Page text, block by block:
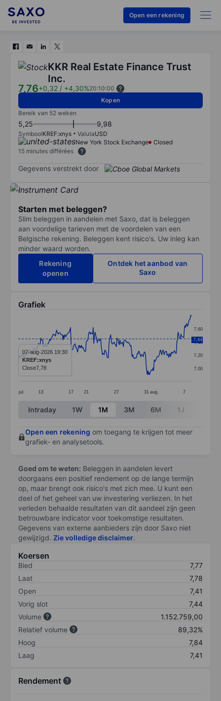
Open een rekening
KKR Real Estate Finance Trust
Inc.
7,76+0,32 / +4,30%20:10:00
Kopen
Bereik van 52 weken
5,25 9,98
SymboolKREF:xnys ValutaUSD
New York Stock Exchange
Closed
15 minutes différées
Gegevens verstrekt door
Starten met beleggen?
Slim beleggen in aandelen met Saxo, dat is beleggen
aan voordelige tarieven met de voordelen van een
Belgische rekening. Beleggen kent risico's. Uw inleg kan
minder waard worden.
Rekening
openen
Ontdek het aanbod van
Saxo
Grafiek
Line chart with 299 data points.
The chart has 1 X axis displaying categories.
The chart has 1 Y axis displaying values. Data
jul. 13 17 21 27 31 aug. 7
7,00
7,20
7,40
7,60
7,44
07-aug-2026 19:30
KREF:xnys
Close7,78
End of interactive chart.
Intraday 1W 1M 3M 6M 1J
Open een rekening om toegang te krijgen tot meer
grafiek- en analysetools.
Goed om te weten: Beleggen in aandelen levert
doorgaans een positief rendement op de lange termijn
op, maar brengt ook risico's met zich mee. U kunt een
deel of het geheel van uw investering verliezen. In het
verleden behaalde resultaten van dit aandeel zijn geen
betrouwbare indicator voor toekomstige resultaten.
Gegevens van externe aanbieders zijn door Saxo niet
gewijzigd. Zie volledige disclaimer.
Koersen
Bied
7,77
Laat
7,78
Open
7,41
Vorig slot
7,44
Volume
1.152.759,00
Relatief volume
89,32%
Hoog
7,84
Laag
7,41
Rendement